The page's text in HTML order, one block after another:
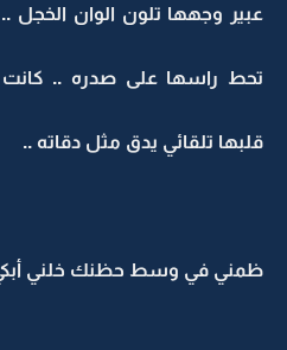
عبير وجهها تلون الوان
تحط راسها على صدره ..
قلبها تلقائي يدق مثل دقاته ..
ظمني في وسط حظنك خلني أبكي